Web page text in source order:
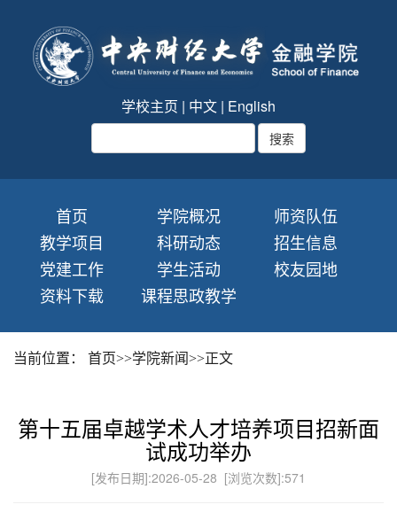
学校主页 | 中文 | English
首页 学院概况
师资队伍
教学项目
科研动态
招生信息
党建工作
学生活动
校友园地
资料下载
课程思政教学
当前位置： 首页>>学院新闻>>正文
第十五届卓越学术人才培养项目招新面
试成功举办
[发布日期]:2026-05-28 [浏览次数]:571